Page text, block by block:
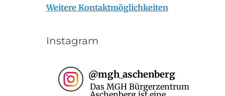
Weitere Kontaktmöglichkeiten
Instagram
@mgh_aschenberg
Das MGH Bürgerzentrum